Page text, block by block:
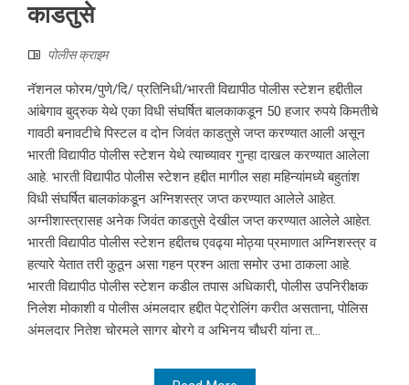
काडतुसे
पोलीस क्राइम
नॅशनल फोरम/पुणे/दि/ प्रतिनिधी/भारती विद्यापीठ पोलीस स्टेशन हद्दीतील
आंबेगाव बुद्रुक येथे एका विधी संघर्षित बालकाकडून 50 हजार रुपये किमतीचे
गावठी बनावटीचे पिस्टल व दोन जिवंत काडतुसे जप्त करण्यात आली असून
भारती विद्यापीठ पोलीस स्टेशन येथे त्याच्यावर गुन्हा दाखल करण्यात आलेला
आहे. भारती विद्यापीठ पोलीस स्टेशन हद्दीत मागील सहा महिन्यांमध्ये बहुतांश
विधी संघर्षित बालकांकडून अग्निशस्त्र जप्त करण्यात आलेले आहेत.
अग्नीशास्त्रासह अनेक जिवंत काडतुसे देखील जप्त करण्यात आलेले आहेत.
भारती विद्यापीठ पोलीस स्टेशन हद्दीतच एवढ्या मोठ्या प्रमाणात अग्निशस्त्र व
हत्यारे येतात तरी कुठून असा गहन प्रश्न आता समोर उभा ठाकला आहे.
भारती विद्यापीठ पोलीस स्टेशन कडील तपास अधिकारी, पोलीस उपनिरीक्षक
निलेश मोकाशी व पोलीस अंमलदार हद्दीत पेट्रोलिंग करीत असताना, पोलिस
अंमलदार नितेश चोरमले सागर बोरगे व अभिनय चौधरी यांना त...